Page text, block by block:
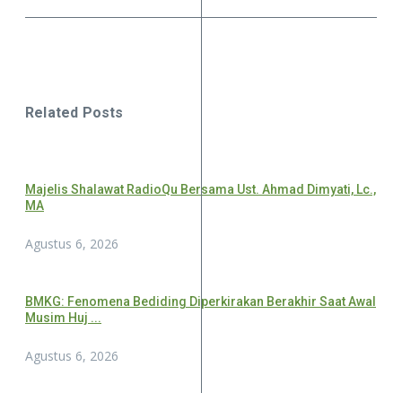
Related Posts
Majelis Shalawat RadioQu Bersama Ust. Ahmad Dimyati, Lc.,
MA
Agustus 6, 2026
BMKG: Fenomena Bediding Diperkirakan Berakhir Saat Awal
Musim Huj ...
Agustus 6, 2026